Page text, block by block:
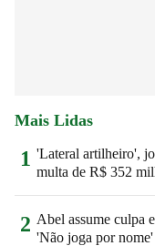
Mais Lidas
1 'Lateral artilheiro',
multa de R$ 352
2 Abel assume culpa
'Não joga por nome'